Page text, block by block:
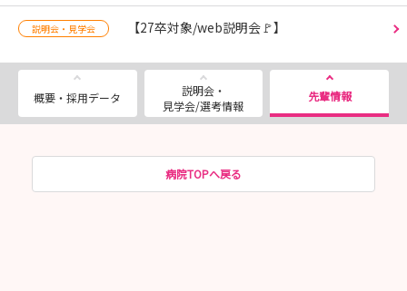
説明会・見学会 【27卒対象/web説明会🚩】
概要・採用データ
説明会・
見学会/選考情報
先輩情報
病院TOPへ戻る